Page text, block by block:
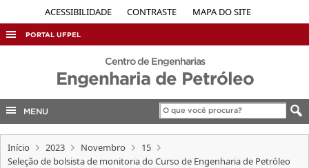
ACESSIBILIDADE CONTRASTE MAPA DO SITE
PORTAL UFPEL
ACESSO À INFORMAÇÃO
AUDITORIA
EDITAIS
Centro de Engenharias
Engenharia de Petróleo
MENU
Início 2023 Novembro
15
Seleção de bolsista de monitoria do Curso de Engenharia de Petróleo